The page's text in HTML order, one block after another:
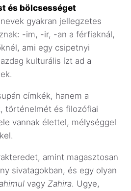
és bölcsességet
gyakran jellegzetes
-im, -ir, -an a férfiaknál,
ami egy csipetnyi
kulturális ízt ad a
címkék, hanem a
történelmét és filozófiai
vannak élettel, mélységgel
amint magasztosan
sivatagokban, és egy olyan
vagy Zahira. Ugye,